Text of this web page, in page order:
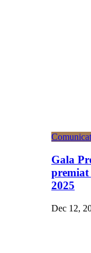
Gala
premiat
2025
Dec 12,